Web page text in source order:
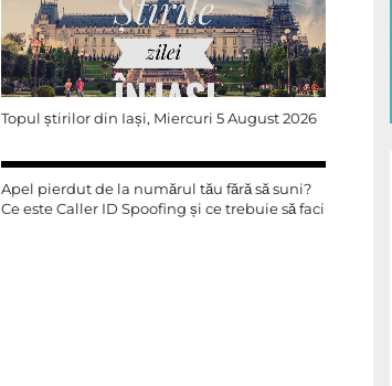
Topul știrilor din Iași, Miercuri 5 August 2026
Apel pierdut de la numărul tău fără să suni?
Ce este Caller ID Spoofing și ce trebuie să faci